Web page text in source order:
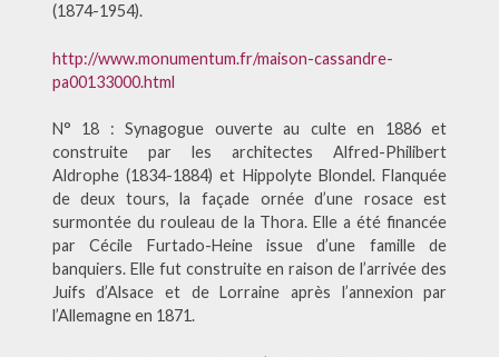
(1874-1954).
http://www.monumentum.fr/maison-cassandre-
pa00133000.html
N° 18 : Synagogue ouverte au culte en 1886 et
construite par les architectes Alfred-Philibert
Aldrophe (1834-1884) et Hippolyte Blondel. Flanquée
de deux tours, la façade ornée d’une rosace est
surmontée du rouleau de la Thora. Elle a été financée
par Cécile Furtado-Heine issue d’une famille de
banquiers. Elle fut construite en raison de l’arrivée des
Juifs d’Alsace et de Lorraine après l’annexion par
l’Allemagne en 1871.